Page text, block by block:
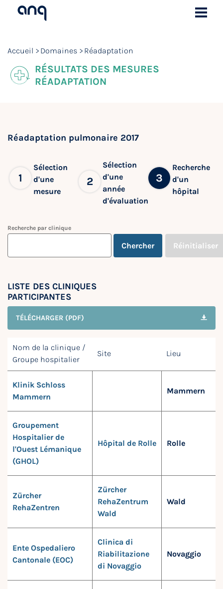
Accueil Domaines Réadaptation
RÉSULTATS DES MESURES
RÉADAPTATION
Réadaptation pulmonaire 2017
1
Sélection
d'une
mesure
2
Sélection
d'une
année
d'évaluation
3
Recherche
d'un
hôpital
Recherche par clinique
Chercher Réinitialiser
LISTE DES CLINIQUES
PARTICIPANTES
TÉLÉCHARGER (PDF)
Nom de la clinique /
Groupe hospitalier
Site Lieu
Klinik Schloss
Mammern
Mammern
Groupement
Hospitalier de
l'Ouest Lémanique
(GHOL)
Hôpital de Rolle Rolle
Zürcher
RehaZentren
Zürcher
RehaZentrum
Wald
Wald
Ente Ospedaliero
Cantonale (EOC)
Clinica di
Riabilitazione
di Novaggio
Novaggio